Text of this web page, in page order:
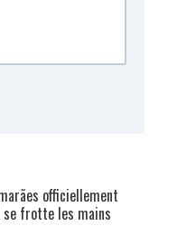
officiellement
se frotte les mains